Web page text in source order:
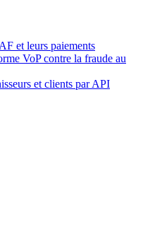
et leurs paiements
VoP contre la fraude au
et clients par API